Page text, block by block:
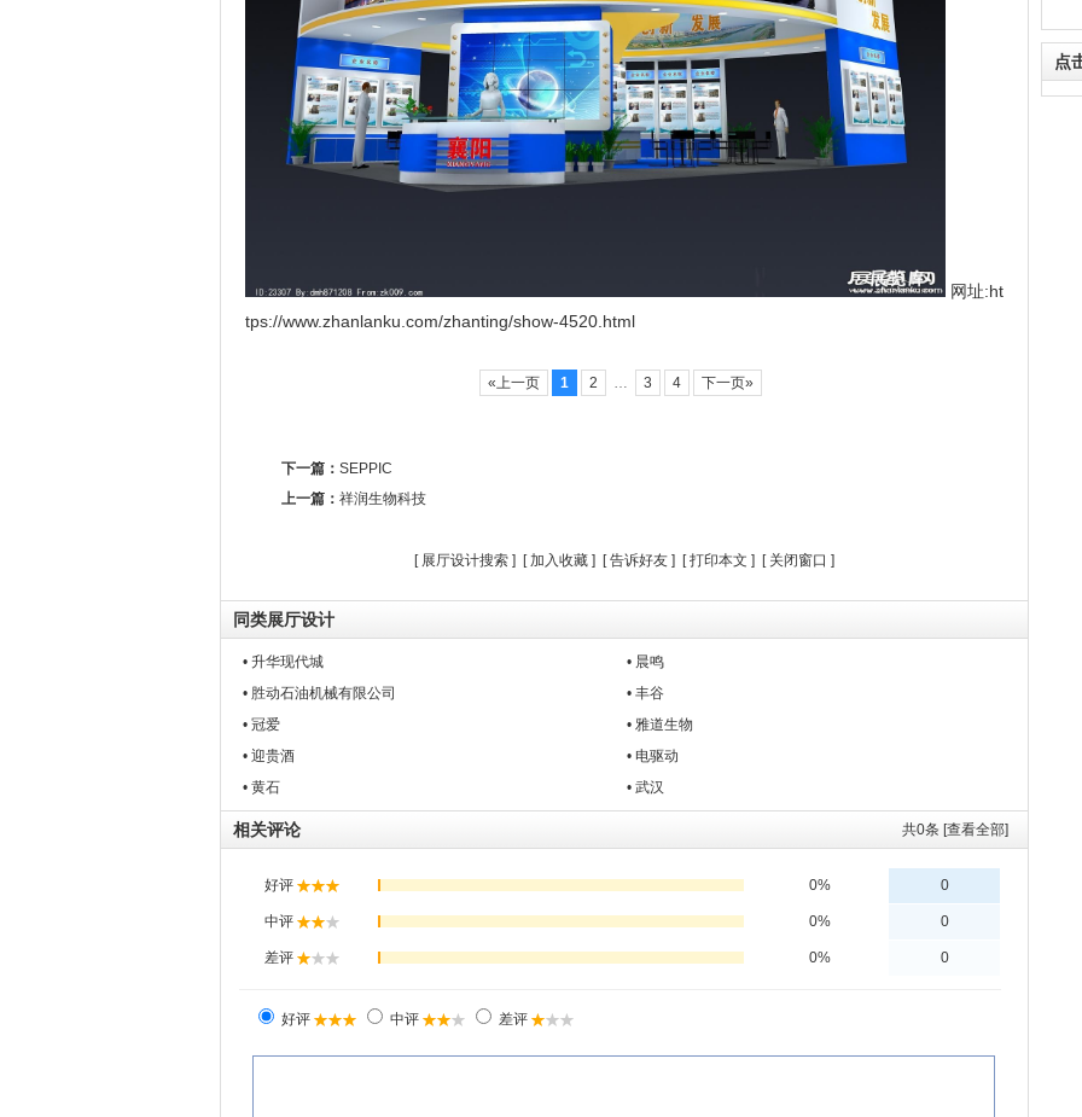
网址:ht
tps://www.zhanlanku.com/zhanting/show-4520.html
«上一页 1 2 3 4 下一页»
下一篇： SEPPIC
上一篇： 祥润生物科技
[ 展厅设计搜索 ] [加入收藏 ] [告诉好友 ] [打印本文 ] [ 关闭窗口 ]
同类展厅设计
• 升华现代城
• 晨鸣
• 胜动石油机械有限公司
• 丰谷
• 冠爱
• 雅道生物
• 迎贵酒
• 电驱动
• 黄石
• 武汉
共0条 [查看全部]
相关评论
点